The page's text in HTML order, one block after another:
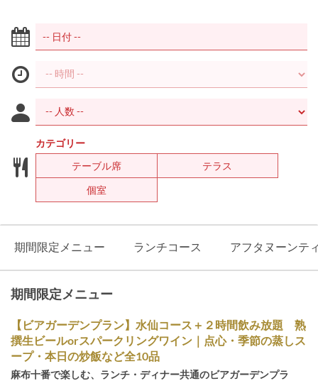
カテゴリー
テーブル席
テラス
個室
期間限定メニュー ランチコース アフタヌーンテ
期間限定メニュー
【ビアガーデンプラン】水仙コース＋２時間飲み放題 熟
撰生ビールorスパークリングワイン｜点心・季節の蒸しス
ープ・本日の炒飯など全10品
麻布十番で楽しむ、ランチ・ディナー共通のビアガーデンプラ